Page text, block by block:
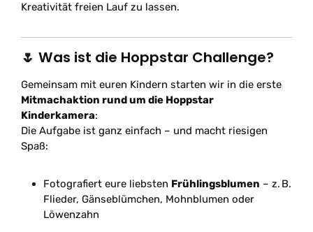
Kreativität freien Lauf zu lassen.
🌷 Was ist die Hoppstar Challenge?
Gemeinsam mit euren Kindern starten wir in die erste
Mitmachaktion rund um die Hoppstar
Kinderkamera:
Die Aufgabe ist ganz einfach – und macht riesigen
Spaß:
Fotografiert eure liebsten Frühlingsblumen – z. B.
Flieder, Gänseblümchen, Mohnblumen oder
Löwenzahn